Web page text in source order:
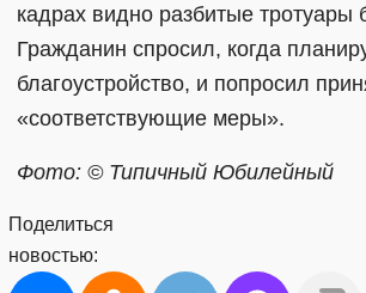
кадрах видно разбитые тротуары
Гражданин спросил, когда
благоустройство, и попросил
«соответствующие меры».
Фото: © Типичный Юбилейный
Поделиться
новостью: